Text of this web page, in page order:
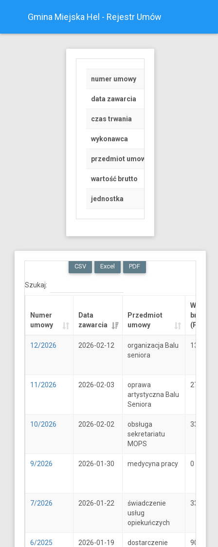
Gmina Miejska Hel - Rejestr Umów
numer umowy
data zawarcia
czas trwania
wykonawca
przedmiot umowy
wartość brutto
jednostka
CSV Excel PDF
Szukaj:
Numer
umowy
Data
zawarcia
Przedmiot
umowy
Wartość
brutto
(PLN)
12/2026 2026-02-12
organizacja Balu
seniora
13289.6
11/2026 2026-02-03
oprawa
artystyczna Balu
Seniora
2706
10/2026 2026-02-02
obsługa
sekretariatu
MOPS
33
9/2026 2026-01-30 medycyna pracy 0
7/2026 2026-01-22
świadczenie
usług
opiekuńczych
33
6/2025 2026-01-19
dostarczenie
900